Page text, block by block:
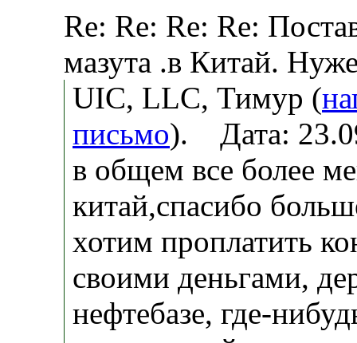
Re: Re: Re: Re:
мазута .в Китай.
UIC, LLC, Тимур (
письмо). Дата:
в общем все более
китай,спасибо
хотим проплатить
своими деньгами,
нефтебазе, где-